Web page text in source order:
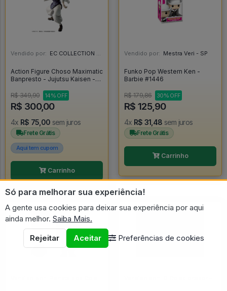
Vendido por: EC COLLECTION - SP
Action Figure Choso Maximatic
Banpresto - Jujutsu Kaisen -
R$ 349,90
14% OFF
R$ 300,00
4x R$ 75,00 sem juros
Frete Grátis
Aqui tem cupom
Carrinho
Vendido por: Mestra Veri - SP
Funko Pop Western Ken -
Barbie #1446
R$ 179,86 30% OFF
R$ 125,90
4x R$ 31,48 sem juros
Frete Grátis
Carrinho
Só para melhorar sua experiência!
A gente usa cookies para deixar sua experiência por aqui
ainda melhor. Saiba Mais.
Rejeitar
Aceitar Preferências de cookies